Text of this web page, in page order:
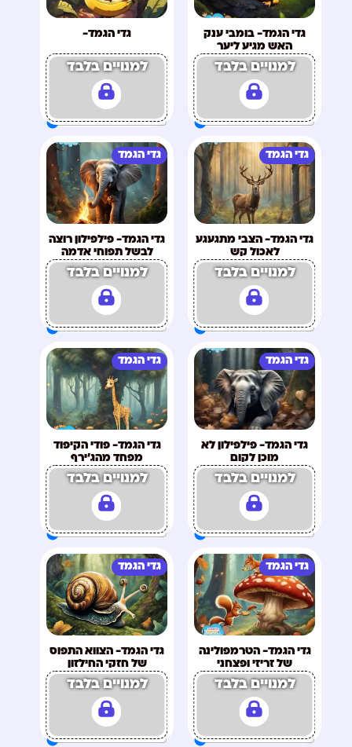
גדי הגמד- בומבי ענק
האש מגיע ליער
למנויים בלבד
גדי הגמד-
למנויים בלבד
גדי הגמד
גדי הגמד- הצבי מתגעגע
לאכול קש
למנויים בלבד
גדי הגמד
גדי הגמד- פילפילון רוצה
לבשל תפוחי אדמה
למנויים בלבד
גדי הגמד
גדי הגמד- פילפילון לא
מוכן לקום
למנויים בלבד
גדי הגמד
גדי הגמד- פודי הקיפוד
מפחד מהג'ירף
למנויים בלבד
גדי הגמד
גדי הגמד- הטרמפולינה
של זריזי ופצחני
למנויים בלבד
גדי הגמד
גדי הגמד- הצווא התפוס
של חזקי החילזון
למנויים בלבד